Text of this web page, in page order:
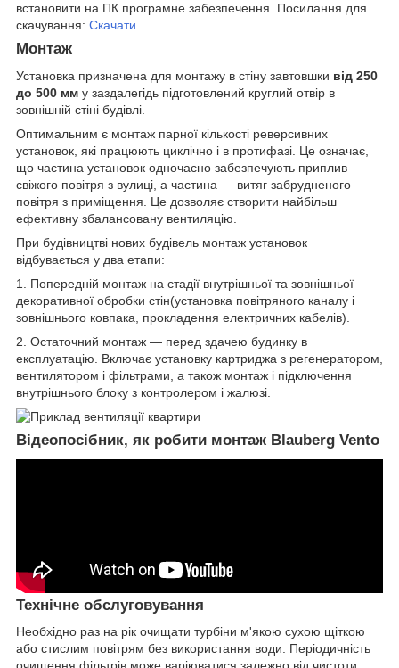
встановити на ПК програмне забезпечення. Посилання для
скачування: Скачати
Монтаж
Установка призначена для монтажу в стіну завтовшки від 250
до 500 мм у заздалегідь підготовлений круглий отвір в
зовнішній стіні будівлі.
Оптимальним є монтаж парної кількості реверсивних
установок, які працюють циклічно і в протифазі. Це означає,
що частина установок одночасно забезпечують приплив
свіжого повітря з вулиці, а частина — витяг забрудненого
повітря з приміщення. Це дозволяє створити найбільш
ефективну збалансовану вентиляцію.
При будівництві нових будівель монтаж установок
відбувається у два етапи:
1. Попередній монтаж на стадії внутрішньої та зовнішньої
декоративної обробки стін(установка повітряного каналу і
зовнішнього ковпака, прокладення електричних кабелів).
2. Остаточний монтаж — перед здачею будинку в
експлуатацію. Включає установку картриджа з регенератором,
вентилятором і фільтрами, а також монтаж і підключення
внутрішнього блоку з контролером і жалюзі.
Відеопосібник, як робити монтаж Blauberg Vento
Технічне обслуговування
Необхідно раз на рік очищати турбіни м'якою сухою щіткою
або стислим повітрям без використання води. Періодичність